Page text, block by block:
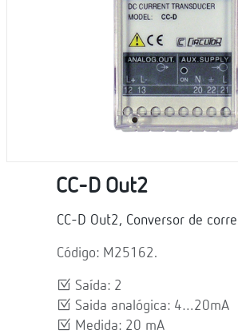
CC-D Out2
CC-D Out2, Conversor de
Código: M25162.
Saída: 2
Saida analógica: 4…20mA
Medida: 20 mA